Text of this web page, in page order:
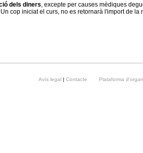
dels diners, excepte per causes mèdiques
cop iniciat el curs, no es retornarà l'import de la
Avís legal | Contacte Plataforma